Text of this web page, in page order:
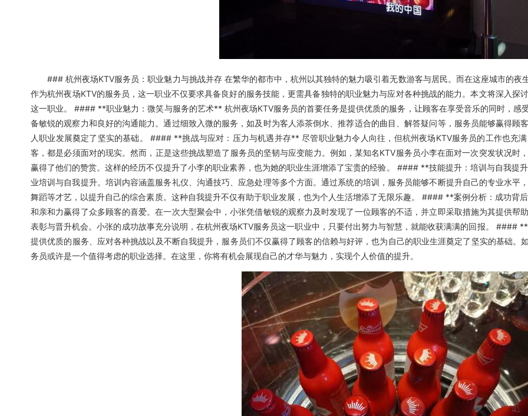
### 杭州夜场KTV服务员：职业魅力与挑战并存 在繁华的都市中，杭州以其独特的魅力吸引着无数游客与居民。而在这座城市的夜
作为杭州夜场KTV的服务员，这一职业不仅要求具备良好的服务技能，更需具备独特的职业魅力与应对各种挑战的能力。本文将深入探
这一职业。 #### **职业魅力：微笑与服务的艺术** 杭州夜场KTV服务员的首要任务是提供优质的服务，让顾客在享受音乐的同时，感
备敏锐的观察力和良好的沟通能力。通过细致入微的服务，如及时为客人添茶倒水、推荐适合的曲目、解答疑问等，服务员能够赢得顾
人职业发展奠定了坚实的基础。 #### **挑战与应对：压力与机遇并存** 尽管职业魅力令人向往，但杭州夜场KTV服务员的工作也充
客，都是必须面对的现实。然而，正是这些挑战塑造了服务员的坚韧与应变能力。例如，某知名KTV服务员小李在面对一次突发状况时
赢得了他们的赞赏。这样的经历不仅提升了小李的职业素养，也为她的职业生涯增添了宝贵的经验。 #### **技能提升：培训与自我提
业培训与自我提升。培训内容涵盖服务礼仪、沟通技巧、应急处理等多个方面。通过系统的培训，服务员能够不断提升自己的专业水
舞蹈等才艺，以提升自己的综合素质。这种自我提升不仅有助于职业发展，也为个人生活增添了无限乐趣。 #### **案例分析：成功背
和亲和力赢得了众多顾客的喜爱。在一次大型聚会中，小张凭借敏锐的观察力及时发现了一位顾客的不适，并立即采取措施为其提供帮
表彰与晋升机会。小张的成功故事充分说明，在杭州夜场KTV服务员这一职业中，只要付出努力与智慧，就能收获满满的回报。 ####
提供优质的服务、应对各种挑战以及不断自我提升，服务员们不仅赢得了顾客的信赖与好评，也为自己的职业生涯奠定了坚实的基础
务员或许是一个值得考虑的职业选择。在这里，你将有机会展现自己的才华与魅力，实现个人价值的提升。